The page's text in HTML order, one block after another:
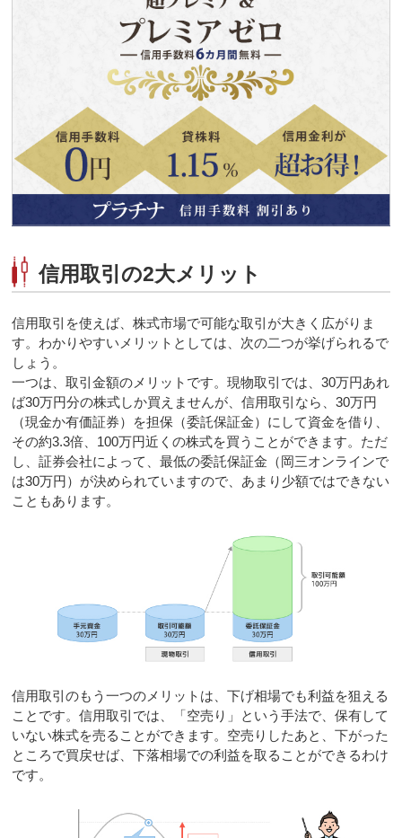
信用取引の2大メリット
信用取引を使えば、株式市場で可能な取引が大きく広がりま
す。わかりやすいメリットとしては、次の二つが挙げられるで
しょう。
一つは、取引金額のメリットです。現物取引では、30万円あれ
ば30万円分の株式しか買えませんが、信用取引なら、30万円
（現金か有価証券）を担保（委託保証金）にして資金を借り、
その約3.3倍、100万円近くの株式を買うことができます。ただ
し、証券会社によって、最低の委託保証金（岡三オンラインで
は30万円）が決められていますので、あまり少額ではできない
こともあります。
信用取引のもう一つのメリットは、下げ相場でも利益を狙える
ことです。信用取引では、「空売り」という手法で、保有して
いない株式を売ることができます。空売りしたあと、下がった
ところで買戻せば、下落相場での利益を取ることができるわけ
です。